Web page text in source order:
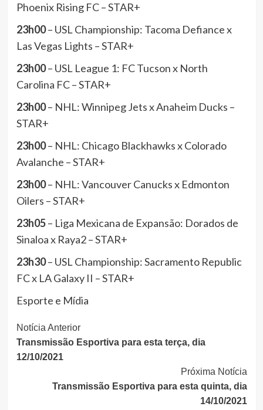
Phoenix Rising FC – STAR+
23h00– USL Championship: Tacoma Defiance x
Las Vegas Lights – STAR+
23h00– USL League 1: FC Tucson x North
Carolina FC – STAR+
23h00– NHL: Winnipeg Jets x Anaheim Ducks –
STAR+
23h00– NHL: Chicago Blackhawks x Colorado
Avalanche – STAR+
23h00– NHL: Vancouver Canucks x Edmonton
Oilers – STAR+
23h05– Liga Mexicana de Expansão: Dorados de
Sinaloa x Raya2 – STAR+
23h30– USL Championship: Sacramento Republic
FC x LA Galaxy II – STAR+
Esporte e Mídia
Continue
Lendo
Notícia Anterior
Transmissão Esportiva para esta terça, dia
12/10/2021
Próxima Notícia
Transmissão Esportiva para esta quinta, dia
14/10/2021